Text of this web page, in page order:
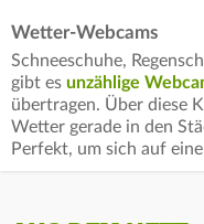
Wetter-Webcams
Schneeschuhe,
gibt es unzählige
übertragen. Über diese
Wetter gerade in den
Perfekt, um sich auf